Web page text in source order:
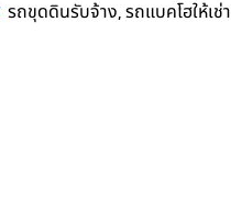
รถขุดดินรับจ้าง,รถแบคโฮให้เช่า